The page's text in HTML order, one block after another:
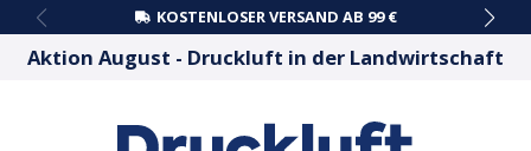
springen KOSTENLOSER VERSAND AB 99 €
Aktion August - Druckluft in der Landwirtschaft